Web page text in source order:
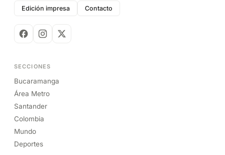
Edición impresa Contacto
SECCIONES
Bucaramanga
Área Metro
Santander
Colombia
Mundo
Deportes